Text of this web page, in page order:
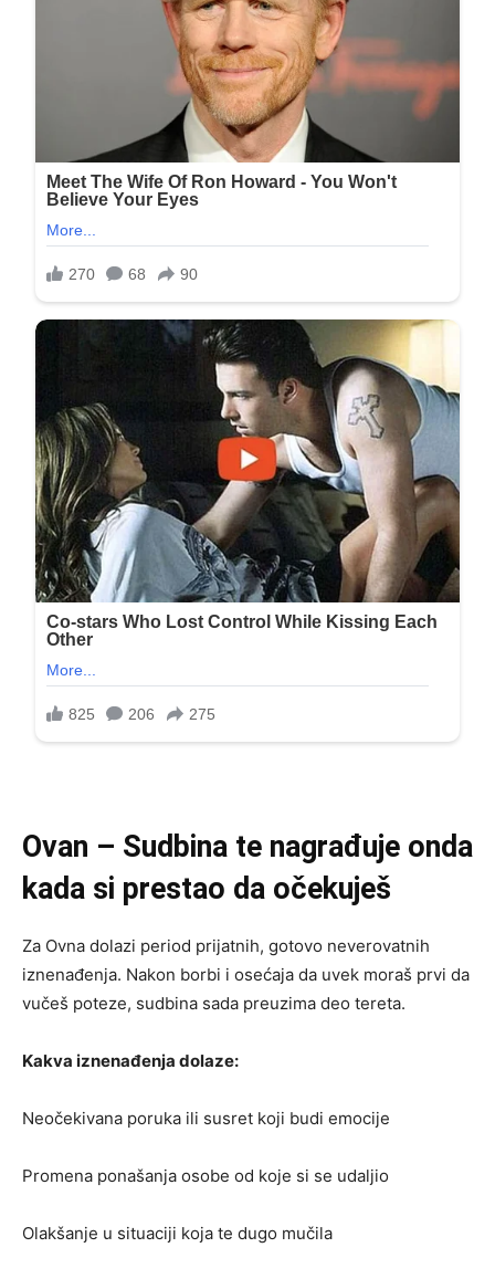
Ovan – Sudbina te nagrađuje onda
kada si prestao da očekuješ
Za Ovna dolazi period prijatnih, gotovo neverovatnih
iznenađenja. Nakon borbi i osećaja da uvek moraš prvi da
vučeš poteze, sudbina sada preuzima deo tereta.
Kakva iznenađenja dolaze:
Neočekivana poruka ili susret koji budi emocije
Promena ponašanja osobe od koje si se udaljio
Olakšanje u situaciji koja te dugo mučila